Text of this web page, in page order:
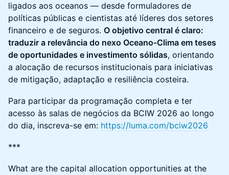
ligados aos oceanos — desde formuladores de
políticas públicas e cientistas até líderes dos setores
financeiro e de seguros. O objetivo central é claro:
traduzir a relevância do nexo Oceano-Clima em teses
de oportunidades e investimento sólidas, orientando
a alocação de recursos institucionais para iniciativas
de mitigação, adaptação e resiliência costeira.
Para participar da programação completa e ter
acesso às salas de negócios da BCIW 2026 ao longo
do dia, inscreva-se em: https://luma.com/bciw2026
***
What are the capital allocation opportunities at the